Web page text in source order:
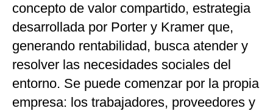
concepto de valor compartido, estrategia
desarrollada por Porter y Kramer que,
generando rentabilidad, busca atender y
resolver las necesidades sociales del
entorno. Se puede comenzar por la propia
empresa: los trabajadores, proveedores y